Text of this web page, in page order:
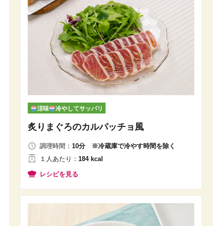
涼味 冷やしてサッパリ
炙りまぐろのカルパッチョ風
調理時間： 10分 ※冷蔵庫で冷やす時間を除く
１人あたり ： 184 kcal
レシピを見る